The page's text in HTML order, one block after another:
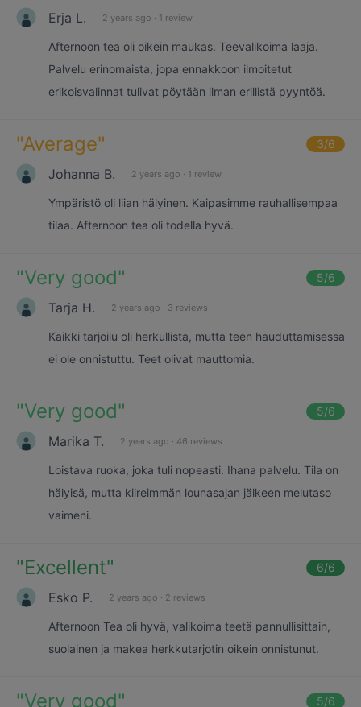
Erja L. 2 years ago · 1 review
Afternoon tea oli oikein maukas. Teevalikoima laaja.
Palvelu erinomaista, jopa ennakkoon ilmoitetut
erikoisvalinnat tulivat pöytään ilman erillistä pyyntöä.
"Average" 3/6
Johanna B. 2 years ago · 1 review
Ympäristö oli liian hälyinen. Kaipasimme rauhallisempaa
tilaa. Afternoon tea oli todella hyvä.
"Very good" 5/6
Tarja H. 2 years ago · 3 reviews
Kaikki tarjoilu oli herkullista, mutta teen hauduttamisessa
ei ole onnistuttu. Teet olivat mauttomia.
"Very good" 5/6
Marika T. 2 years ago · 46 reviews
Loistava ruoka, joka tuli nopeasti. Ihana palvelu. Tila on
hälyisä, mutta kiireimmän lounasajan jälkeen melutaso
vaimeni.
"Excellent" 6/6
Esko P. 2 years ago · 2 reviews
Afternoon Tea oli hyvä, valikoima teetä pannullisittain,
suolainen ja makea herkkutarjotin oikein onnistunut.
"Very good" 5/6